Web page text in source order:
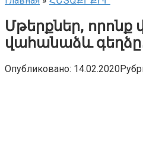
Մթերքներ, որոնք
վահանաձև
Опубликовано: 14.02.2020